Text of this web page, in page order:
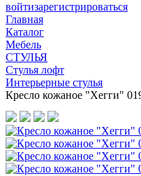
войтизарегистрироваться
Главная
Каталог
Мебель
СТУЛЬЯ
Стулья лофт
Интерьерные стулья
Кресло кожаное "Хегги"